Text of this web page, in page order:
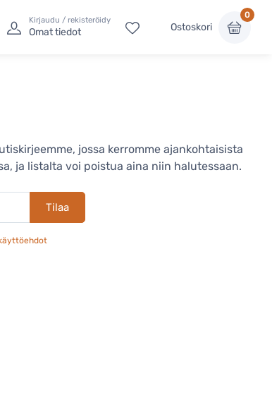
Kirjaudu / rekisteröidy
Omat tiedot Ostoskori
0
jossa kerromme ajankohtaisista
ja listalta voi poistua aina niin halutessaan.
Tilaa